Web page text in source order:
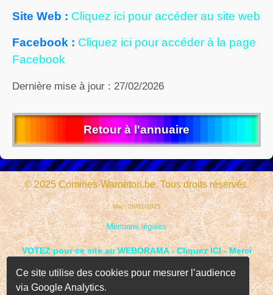
Site Web : Cliquez ici pour accéder au site web
Facebook : Cliquez ici pour accéder à la page
Facebook
Dernière mise à jour : 27/02/2026
Retour à l'annuaire
© 2025 Comines-Warneton.be. Tous droits réservés.
Maj : 28/01/2025
Mentions légales
VOTEZ pour ce site au WEBORAMA - Cliquez ICI - Merci
Ce site utilise des cookies pour mesurer l’audience
via Google Analytics.